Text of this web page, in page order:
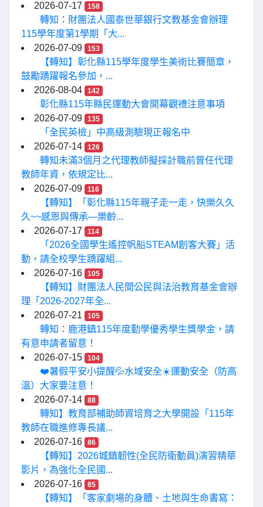
2026-07-17
158
轉知：財團法人國泰世華銀行文教基金會辦理
115學年度第1學期「大...
2026-07-09
153
【轉知】彰化縣115學年度學生美術比賽簡章，
鼓勵踴躍報名參加，...
2026-08-04
142
彰化縣115年縣民運動大會開幕觀禮注意事項
2026-07-09
135
「全民英檢」中高級測驗現正報名中
2026-07-14
126
轉知未滿3個月之代理教師擬採計職前曾任代理
教師年資，依規定比...
2026-07-09
116
【轉知】「彰化縣115年親子走一走，快樂久久
久~~感恩與傳承—樂齡...
2026-07-17
114
「2026全國學生遙控帆船STEAM創客大賽」活
動，請全校學生踴躍組...
2026-07-16
105
【轉知】財團法人民間公民與法治教育基金會辦
理「2026-2027年全...
2026-07-21
105
轉知：鹿港鎮115年度勤學優秀學生獎學金，請
有意申請者留意！
2026-07-15
104
❤️暑假平安小提醒💦水域安全☀️運動安全（防高
溫）大家要注意！
2026-07-14
88
轉知】教育部補助師資培育之大學開設「115年
教師在職進修專長議...
2026-07-16
86
【轉知】2026城鎮韌性(全民防衛動員)演習精華
影片，為強化全民國...
2026-07-16
85
【轉知】「客家劇場的身體、土地與生命書寫：